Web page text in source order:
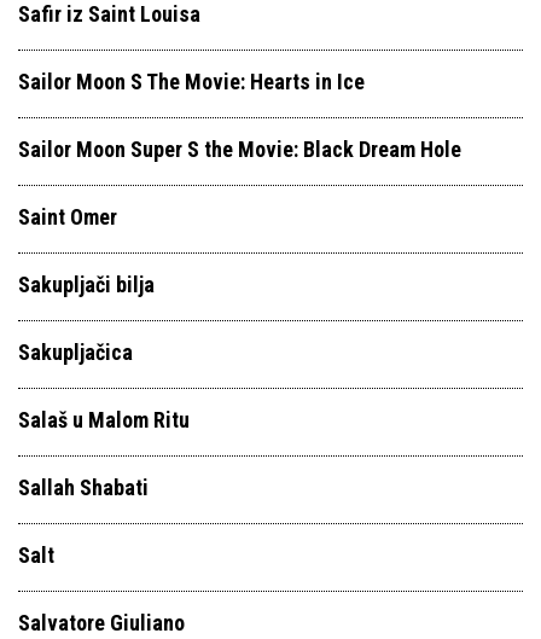
Safir iz Saint Louisa
Sailor Moon S The Movie: Hearts in Ice
Sailor Moon Super S the Movie: Black Dream Hole
Saint Omer
Sakupljači bilja
Sakupljačica
Salaš u Malom Ritu
Sallah Shabati
Salt
Salvatore Giuliano